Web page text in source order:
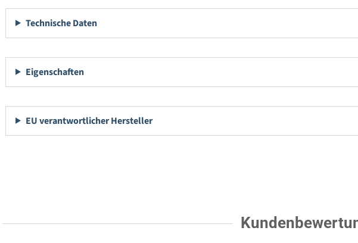
Technische Daten
Eigenschaften
EU verantwortlicher Hersteller